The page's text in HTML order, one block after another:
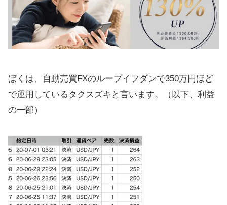
ぼくは、自動売買FXのループイフダンで350万円ほど
で運用しているタクスズキと言います。（以下、利益
の一部）